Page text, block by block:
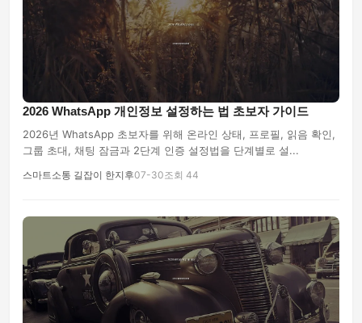
2026 WhatsApp 개인정보 설정하는 법 초보자 가이드
2026년 WhatsApp 초보자를 위해 온라인 상태, 프로필, 읽음 확인,
그룹 초대, 채팅 잠금과 2단계 인증 설정법을 단계별로 설...
스마트소통 길잡이 한지후07-30조회 44